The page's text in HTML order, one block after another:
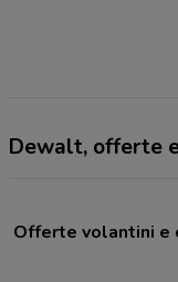
Dewalt, offerte
Offerte volantini e